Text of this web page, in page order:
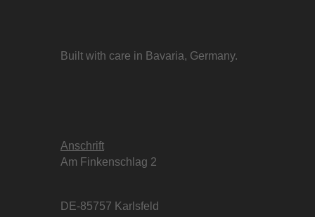
Built with care in Bavaria, Germany.
Anschrift
Am Finkenschlag 2
DE-85757 Karlsfeld